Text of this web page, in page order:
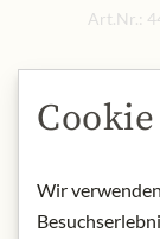
Art.Nr.:
75g
Wir